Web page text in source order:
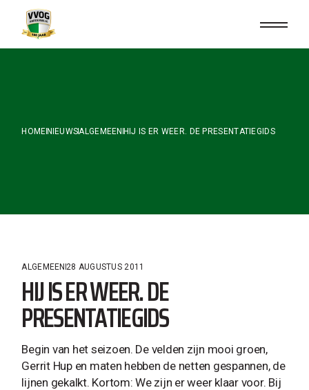
content
HOME NIEUWSALGEMEEN HIJ IS ER WEER. DE PRESENTATIEGIDS
ALGEMEEN 28 AUGUSTUS 2011
HIJ IS ER WEER. DE
PRESENTATIEGIDS
Begin van het seizoen. De velden zijn mooi groen,
Gerrit Hup en maten hebben de netten gespannen, de
lijnen gekalkt. Kortom: We zijn er weer klaar voor. Bij